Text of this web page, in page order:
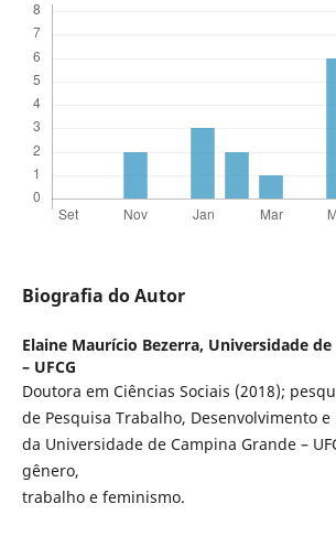
Biografia do Autor
Elaine Maurício Bezerra, Universidade
– UFCG
Doutora em Ciências Sociais (2018);
de Pesquisa Trabalho, Desenvolvimento e
da Universidade de Campina Grande –
gênero,
trabalho e feminismo.